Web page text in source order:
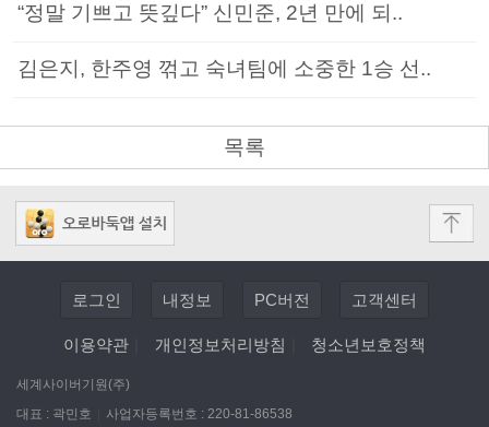
“정말 기쁘고 뜻깊다” 신민준, 2년 만에 되..
김은지, 한주영 꺾고 숙녀팀에 소중한 1승 선..
목록
로그인 내정보 PC버전 고객센터
이용약관 개인정보처리방침 청소년보호정책
세계사이버기원(주)
대표 : 곽민호
사업자등록번호 : 220-81-86538